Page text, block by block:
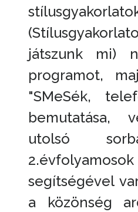
játszunk mi)
programot,
"SMeSék,
bemutatása,
utolsó
segítségével
a közönség